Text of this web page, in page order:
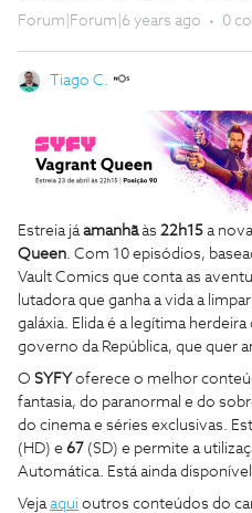
Forum|Forum|6 years ago 0
Tiago C.
Estreia jáamanhãàs 22h15 a
Queen. Com 10 episódios,
Vault Comics que conta as
lutadora que ganha a vida a
galáxia. Elida é a legítima
governo da República, que quer
O SYFY oferece o melhor
fantasia, do paranormal e do
do cinema e séries exclusivas.
(HD) e 67 (SD) e permite a
Automática. Está ainda
Vejaaqui outros conteúdos do